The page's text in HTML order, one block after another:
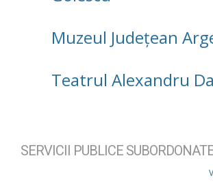
Muzeul Județean
Teatrul Alexandru
SERVICII PUBLICE